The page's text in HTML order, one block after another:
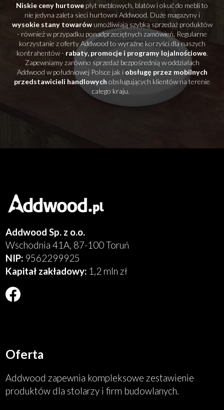
Niskie ceny hurtowe płyt meblowych, blatów i okuć do mebli to
nie jedyna zaleta sieci hurtowni Addwood. Duże magazyny i
wysokie stany towarówumożliwiają szybką sprzedaż produktów
- również w przypadku ponadprzeciętnych zamówień. Regularne
korzystanie z oferty Addwood to wyraźne korzyści dla naszych
kontrahentów - rabaty, promocje i programy lojalnościowe.
Zapewniamy zarówno sprzedaż bezpośrednią w oddziałach
Addwood w południowej Polsce jak i obsługę przez mobilnych
przedstawicieli handlowych obsługujących klientów na terenie
całego kraju.
Addwood Sp. z o.o.
Wschodnia 41A, 87-100 Toruń
NIP: 9562299925
Kapitał zakładowy: 1,2 mln zł
Will
Oferta
Addwood zapewnia kompleksowe zestawienie
produktów dla stolarzy i firm budowlanych.